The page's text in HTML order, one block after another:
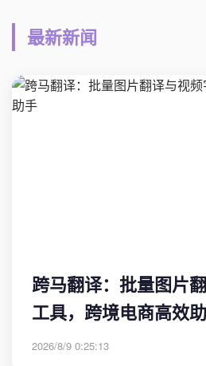
最新新闻
跨马翻译：批量图片
工具，跨境电商高效
2026/8/9 0:25:13